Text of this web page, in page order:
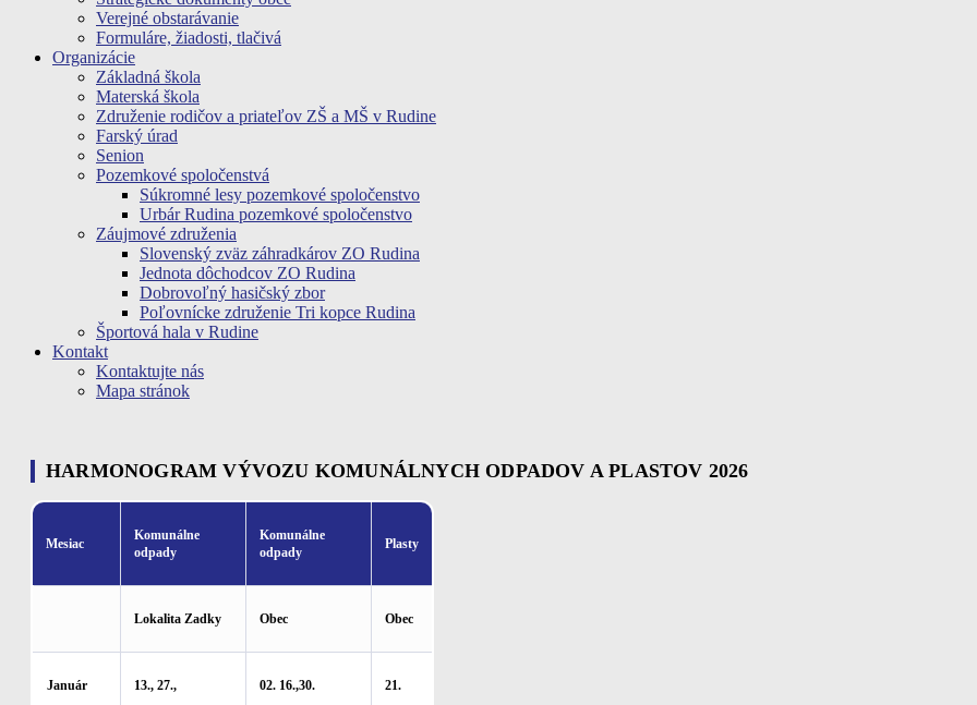
Verejné obstarávanie
Formuláre, žiadosti, tlačivá
Organizácie
Základná škola
Materská škola
Združenie rodičov a priateľov ZŠ a MŠ v Rudine
Farský úrad
Senion
Pozemkové spoločenstvá
Súkromné lesy pozemkové spoločenstvo
Urbár Rudina pozemkové spoločenstvo
Záujmové združenia
Slovenský zväz záhradkárov ZO Rudina
Jednota dôchodcov ZO Rudina
Dobrovoľný hasičský zbor
Poľovnícke združenie Tri kopce Rudina
Športová hala v Rudine
Kontakt
Kontaktujte nás
Mapa stránok
HARMONOGRAM VÝVOZU KOMUNÁLNYCH ODPADOV A PLASTOV 2026
Mesiac
Komunálne
odpady
Komunálne
odpady
Plasty
Lokalita Zadky Obec Obec
Január 13., 27., 02. 16.,30. 21.